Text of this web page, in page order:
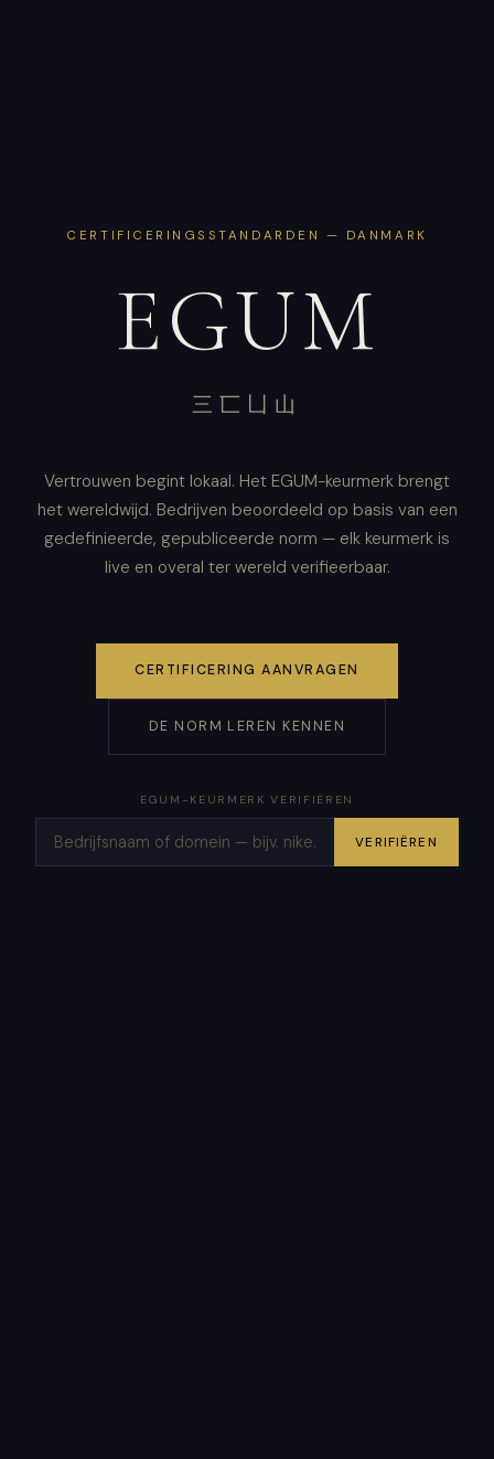
CERTIFICERINGSSTANDARDEN — DANMARK
EGUM
三匸凵山
Vertrouwen begint lokaal. Het EGUM-keurmerk brengt
het wereldwijd. Bedrijven beoordeeld op basis van een
gedefinieerde, gepubliceerde norm — elk keurmerk is
live en overal ter wereld verifieerbaar.
CERTIFICERING AANVRAGEN
DE NORM LEREN KENNEN
EGUM-KEURMERK VERIFIËREN
VERIFIËREN